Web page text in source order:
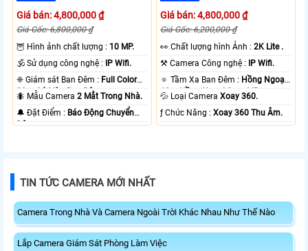
Giá bán: 4,800,000 ₫
Giá Gốc: 6,800,000 ₫
🦉 Hình ảnh chất lượng : 10 MP.
🕉️ Sử dụng công nghệ : IP Wifi.
❈ Giám sát Ban Đêm : Full Color
20m Có Màu Ban Ðêm.
🐜 Mẫu Camera2 Mắt Trong Nhà.
️🔔 Đặt Điểm : Báo Động Chuyển
Động.
Giá bán: 4,800,000 ₫
Giá Gốc: 6,200,000 ₫
️👀 Chất lượng hình Ảnh :2K Lite .
⚒ Camera Công nghệ : IP Wifi.
🔅 Tầm Xa Ban Đêm : Hồng Ngoại
10m Hồng Ngoại Smart IR.
💦 Loại CameraXoay 360.
️ƒ Chức Năng :Xoay 360 Thu Âm.
TIN TỨC CAMERA MỚI NHẤT
Camera Trong Nhà Và Camera Ngoài Trời Khác Nhau Như Thế Nào
Lắp Camera Giám Sát Phòng Làm Việc